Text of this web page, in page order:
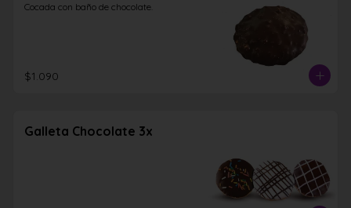
Cocada con baño de chocolate.
$1.090
Galleta Chocolate 3x